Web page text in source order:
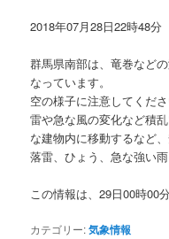
2018年07月28日22時48
群馬県南部は、竜巻など
なっています。
空の様子に注意してくださ
雷や急な風の変化など積
な建物内に移動するなど
落雷、ひょう、急な強い
この情報は、29日00時00
カテゴリー:気象情報